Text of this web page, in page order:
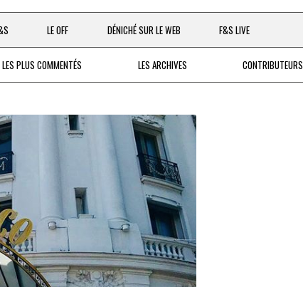
Aller
au
contenu
& ACTUALITÉS
PETITE CUILLÈRE
DE FEMME
V…DE VOYAGE
LE OFF DÉNICHÉ SUR LE WEB F&S LIVE
LES PLUS COMMENTÉS LES ARCHIVES
DEPUIS 2016
CONTRIBUTEURS